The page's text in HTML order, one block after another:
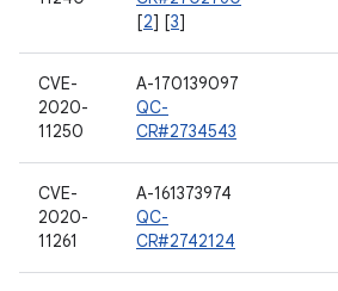
[2] [3]
CVE-
2020-
11250
A-170139097
QC-
CR#2734543
CVE-
2020-
11261
A-161373974
QC-
CR#2742124